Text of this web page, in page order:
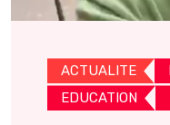
ACTUALITE
EDUCATION